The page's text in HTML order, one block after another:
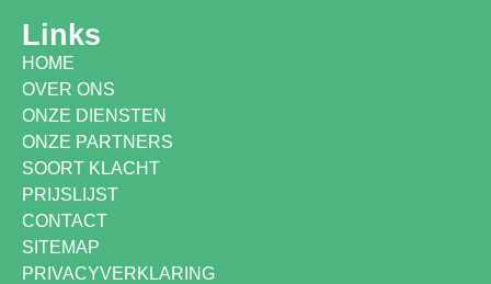
Links
HOME
OVER ONS
ONZE DIENSTEN
ONZE PARTNERS
SOORT KLACHT
PRIJSLIJST
CONTACT
SITEMAP
PRIVACYVERKLARING